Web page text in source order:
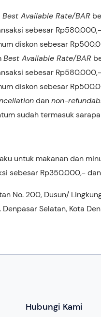
Best Available Rate/BAR
sebesar
diskon sebesar
Best Available Rate/BAR
sebesar
diskon sebesar
dannon-
sudah termasuk
untuk makanan dan
sebesar Rp350.000,-
No. 200, Dusun/
Denpasar Selatan, Kota
Hubungi Kami